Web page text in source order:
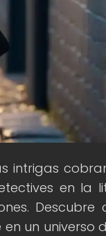
intrigas
en la
Descubre
un universo